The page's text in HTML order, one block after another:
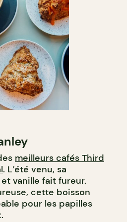
meilleurs cafés Third
. L’été venu, sa
vanille fait fureur.
cette boisson
pour les papilles